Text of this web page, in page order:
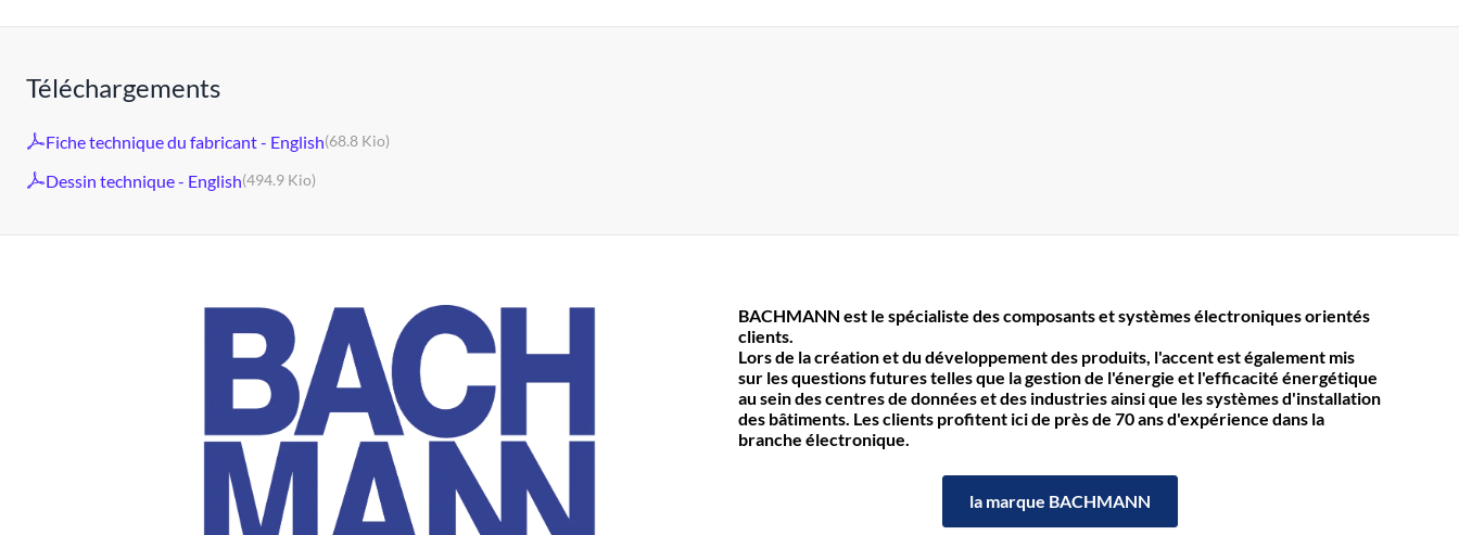
Téléchargements
Fiche technique du fabricant - English(68.8 Kio)
Dessin technique - English(494.9 Kio)
BACHMANN est le spécialiste des composants et systèmes électroniques orientés
clients.
Lors de la création et du développement des produits, l'accent est également mis
sur les questions futures telles que la gestion de l'énergie et l'efficacité énergétique
au sein des centres de données et des industries ainsi que les systèmes d'installation
des bâtiments. Les clients profitent ici de près de 70 ans d'expérience dans la
branche électronique.
la marque BACHMANN